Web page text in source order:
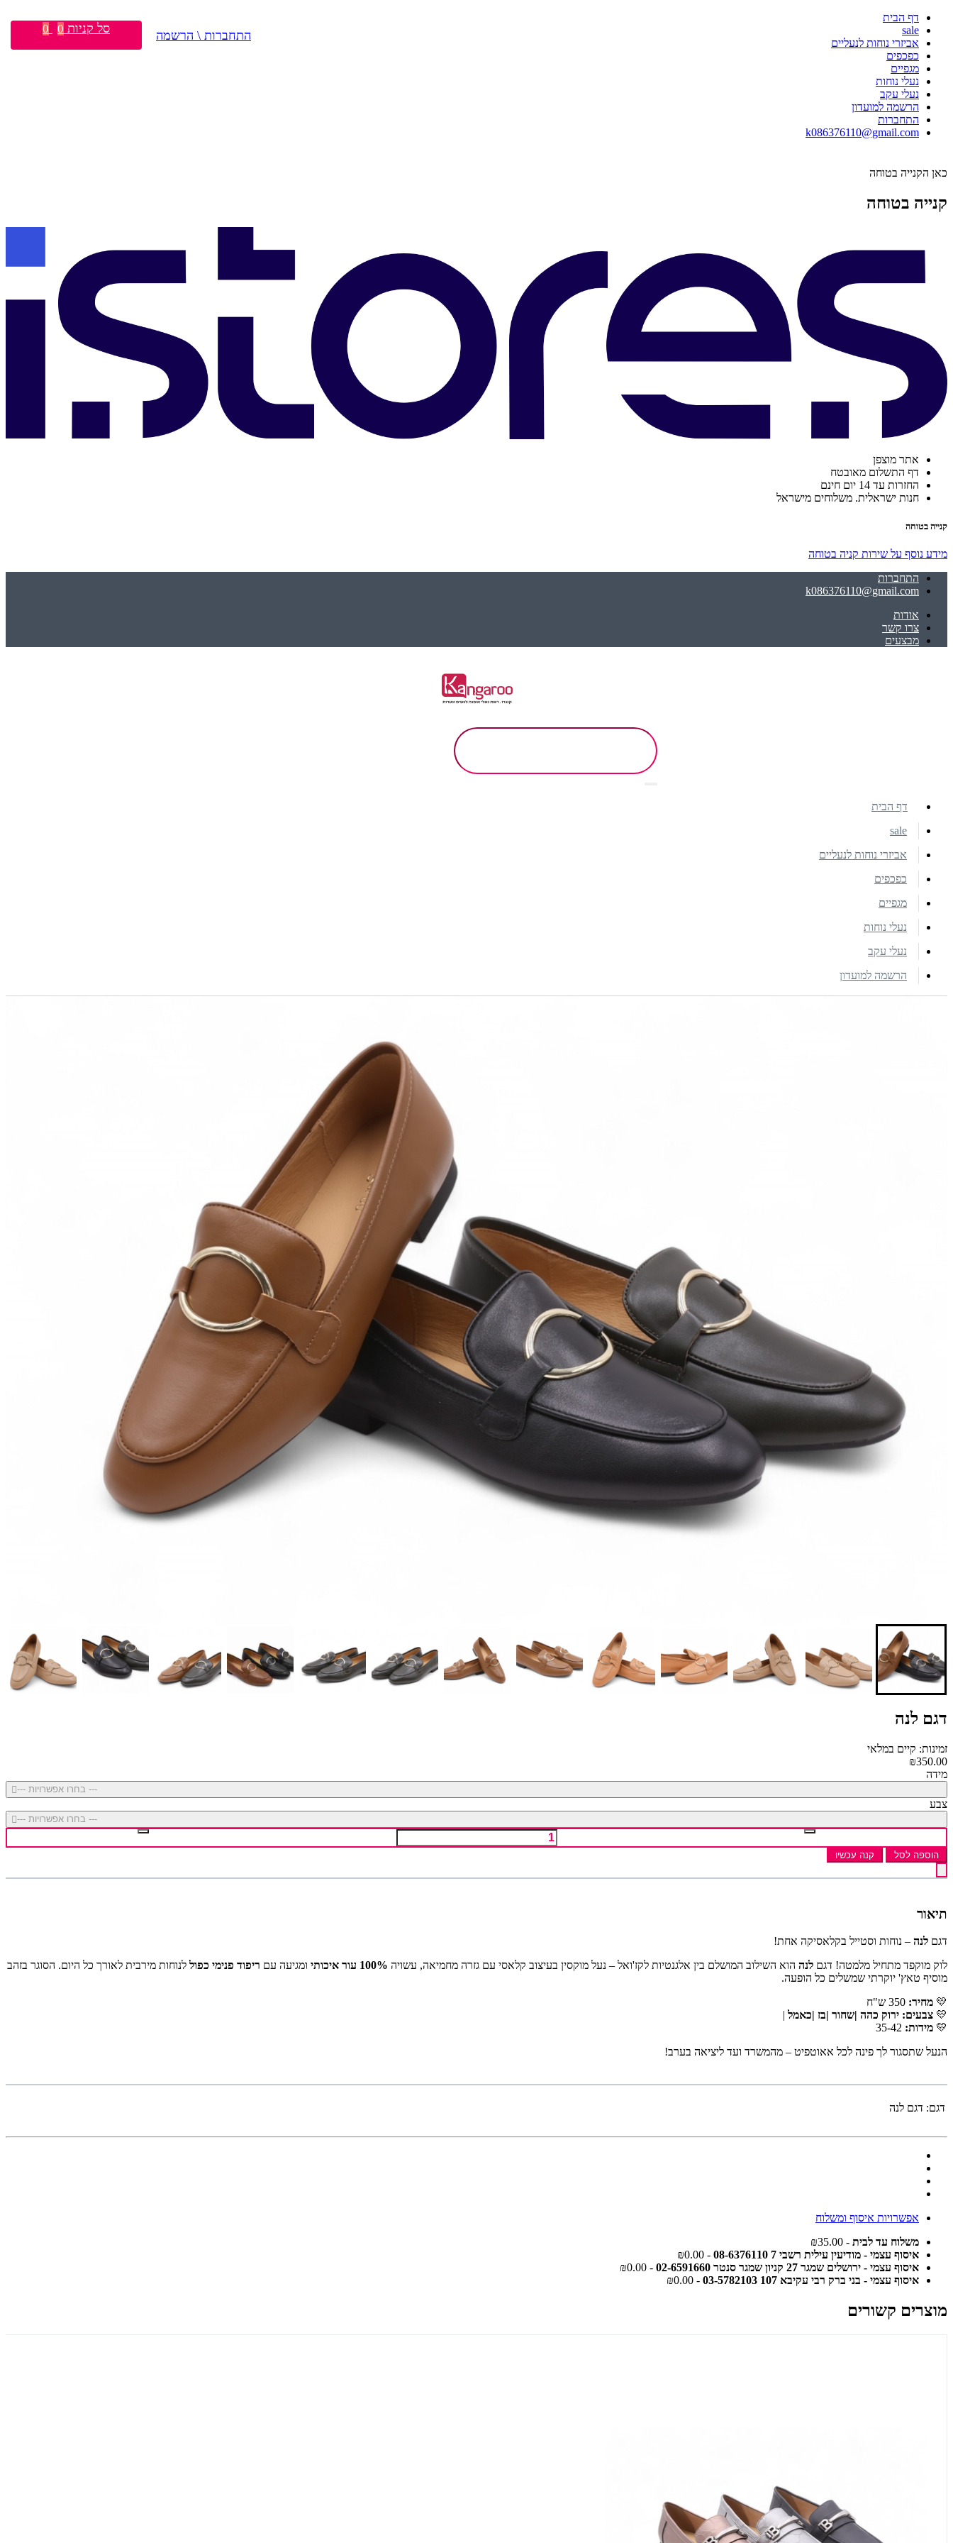
דף הבית
sale
אביזרי נוחות לנעליים
כפכפים
מגפיים
נעלי נוחות
נעלי עקב
הרשמה למועדון
התחברות
k086376110@gmail.com
כאן הקנייה בטוחה
קנייה בטוחה
אתר מוצפן
דף התשלום מאובטח
החזרות עד 14 יום חינם
חנות ישראלית. משלוחים מישראל
קנייה בטוחה
מידע נוסף על שירות קניה בטוחה
התחברות
k086376110@gmail.com
אודות
צרו קשר
מבצעים
התחברות \ הרשמה סל קניות 0
0
דף הבית
sale
אביזרי נוחות לנעליים
כפכפים
מגפיים
נעלי נוחות
נעלי עקב
הרשמה למועדון
דגם לנה
זמינות: קיים במלאי
₪350.00
מידה
--- בחרו אפשרויות ---
צבע
--- בחרו אפשרויות ---
הוספה לסל קנה עכשיו
תיאור
דגם לנה – נוחות וסטייל בקלאסיקה אחת!
לוק מוקפד מתחיל מלמטה! דגם לנה הוא השילוב המושלם בין אלגנטיות לקז'ואל – נעל מוקסין בעיצוב קלאסי עם גזרה מחמיאה, עשויה 100% עור איכותי ומגיעה עם ריפוד פנימי כפול לנוחות מירבית לאורך כל היום. הסוגר בזהב
מוסיף טאץ' יוקרתי שמשלים כל הופעה.
💛 מחיר:
💛 צבעים: ירוק כהה |שחור |בז |כאמל |
💛 מידות:
הנעל שתסגור לך פינה לכל אאוטפיט – מהמשרד ועד ליציאה בערב!
דגם: דגם לנה
אפשרויות איסוף ומשלוח
משלוח עד לבית - ₪35.00
איסוף עצמי - מודיעין עילית רשבי 7 08-6376110
- ₪0.00
איסוף עצמי - ירושלים שמגר 27 קניון שמגר סנטר 02-6591660
- ₪0.00
איסוף עצמי - בני ברק רבי עקיבא 107 03-5782103
- ₪0.00
מוצרים קשורים